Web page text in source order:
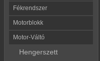
Fékrendszer
Motorblokk
Motor-Váltó
Hengerszett